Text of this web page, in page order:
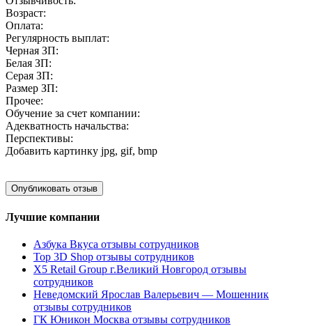
Возраст:
Оплата:
Регулярность выплат:
Черная ЗП:
Белая ЗП:
Серая ЗП:
Размер ЗП:
Прочее:
Обучение за счет компании:
Адекватность начальства:
Перспективы:
Добавить картинку jpg, gif, bmp
Лучшие компании
Азбука Вкуса отзывы сотрудников
Top 3D Shop отзывы сотрудников
X5 Retail Group г.Великий Новгород отзывы
сотрудников
Неведомский Ярослав Валерьевич — Мошенник
отзывы сотрудников
ГК Юникон Москва отзывы сотрудников